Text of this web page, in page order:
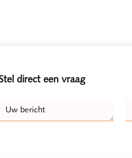
direct een vraag
Uw bericht